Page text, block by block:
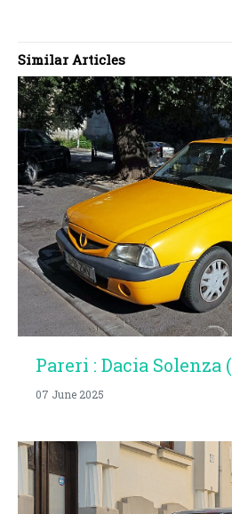
Similar Articles
Pareri : Dacia Solenza
07 June 2025